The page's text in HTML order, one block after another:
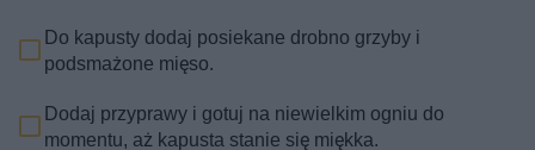
Do kapusty dodaj posiekane drobno grzyby i
podsmażone mięso.
Dodaj przyprawy i gotuj na niewielkim ogniu do
momentu, aż kapusta stanie się miękka.